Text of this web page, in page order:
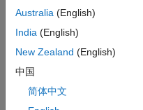
Efficiency
Safety precaution
Programmatic Use
Parameter:
Australia (English)
India (English)
New Zealand (English)
中国
简体中文